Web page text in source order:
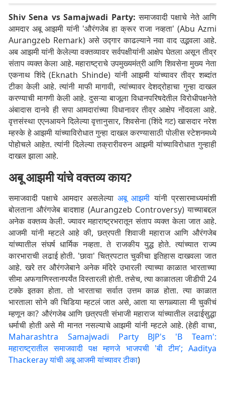
Shiv Sena vs Samajwadi Party: समाजवादी पक्षाचे नेते आणि
आमदार अबू आझमी यांनी 'औरंगजेब हा क्रूर राजा नव्हता' (Abu Azmi
Aurangzeb Remark) असे उद्गार काढल्याने नवा वाद उद्भवला आहे.
अब आझमी यांनी केलेल्या वक्तव्यावर सर्वपक्षीयांनी आक्षेप घेतला असून तीव्र
संताप व्यक्त केला आहे. महाराष्ट्राचे उपमुख्यमंत्री आणि शिवसेना मुख्य नेता
एकनाथ शिंदे (Eknath Shinde) यांनी आझमी यांच्यावर तीव्र शब्दांत
टीका केली आहे. त्यांनी माफी मागावी, त्यांच्यावर देशद्रोहाचा गुन्हा दाखल
करण्याची मागणी केली आहे. दुसऱ्या बाजूला विधानपरिषदेतील विरोधीपक्षनेते
अंबादास दानवे ही सपा आमदारांच्या विधानावर तीव्र आक्षेप नोंदवला आहे.
वृत्तसंस्था एएनआयने दिलेल्या वृत्तानुसार, शिवसेना (शिंदे गट) खासदार नरेश
म्हस्के हे आझमी यांच्याविरोधात गुन्हा दाखल करण्यासाठी पोलीस स्टेशनमध्ये
पोहोचले आहेत. त्यांनी दिलेल्या तक्रारीवरुन आझमी यांच्याविरोधात गुन्हाही
दाखल झाला आहे.
अबू आझमी यांचे वक्तव्य काय?
समाजवादी पक्षाचे आमदार असलेल्याअबू आझमी यांनी प्रसारमाध्यमांशी
बोलताना औरंगजेब बादशाह (Aurangzeb Controversy) याच्याबद्दल
अनेक वक्तव्य केली. ज्यावर महाराष्ट्रभरातून संताप व्यक्त केला जात आहे.
आजमी यांनी म्हटले आहे की, छत्रपती शिवाजी महाराज आणि औरंगजेब
यांच्यातील संघर्ष धार्मिक नव्हता. ते राजकीय युद्ध होते. त्यांच्यात राज्य
कारभाराची लढाई होती. 'छावा' चित्रपटात चुकीचा इतिहास दाखवला जात
आहे. खरे तर औरंगजेबाने अनेक मंदिरे उभारली त्याच्या काळात भारताच्या
सीमा अफगाणिस्तानपर्यंत विस्तारली होती. तसेच, त्या काळातला जीडीपी 24
टक्के इतका होता. तो भारताचा सर्वात उत्तम काळ होता. त्या काळात
भारताला सोने की चिडिया म्हटलं जात असे, आता या सगळ्याला मी चुकीचं
म्हणून का? औरंगजेब आणि छत्रपती संभाजी महाराज यांच्यातील लढाईसुद्धा
धर्माची होती असे मी मानत नसल्याचे आझमी यांनी म्हटले आहे. (हेही वाचा,
Maharashtra Samajwadi Party BJP's 'B Team':
महाराष्ट्रातील समाजवादी पक्ष म्हणजे भाजपची 'बी टीम'; Aaditya
Thackeray यांची अबू आजमी यांच्यावर टीका)